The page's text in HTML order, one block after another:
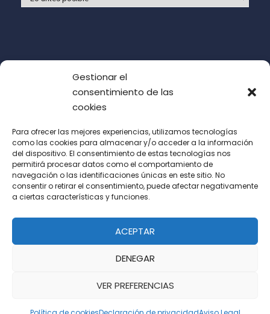
Gestionar el
consentimiento de las
cookies
Para ofrecer las mejores experiencias, utilizamos tecnologías
como las cookies para almacenar y/o acceder a la información
del dispositivo. El consentimiento de estas tecnologías nos
permitirá procesar datos como el comportamiento de
navegación o las identificaciones únicas en este sitio. No
consentir o retirar el consentimiento, puede afectar negativamente
a ciertas características y funciones.
ACEPTAR
DENEGAR
VER PREFERENCIAS
Acepto las condiciones de uso (LOPD)